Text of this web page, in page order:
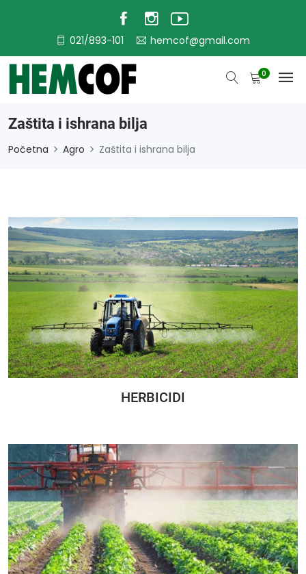
021/893-101 hemcof@gmail.com
0
Zaštita i ishrana bilja
Početna Agro Zaštita i ishrana bilja
HERBICIDI